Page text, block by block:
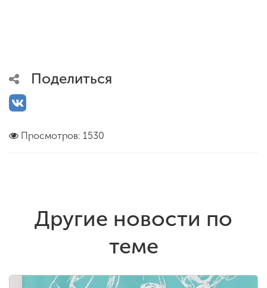
Поделиться
Просмотров: 1530
Другие новости по
теме